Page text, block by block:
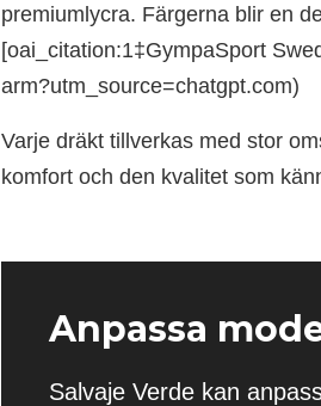
premiumlycra. Färgerna blir en
[oai_citation:1‡GympaSport
arm?utm_source=chatgpt.com)
Varje dräkt tillverkas med stor
komfort och den kvalitet som
Anpassa
Salvaje Verde kan